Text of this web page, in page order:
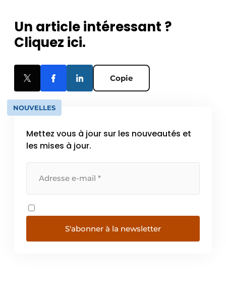
Un article intéressant ?
Cliquez ici.
Copie
NOUVELLES
Mettez vous à jour sur les nouveautés et
les mises à jour.
S'abonner à la newsletter